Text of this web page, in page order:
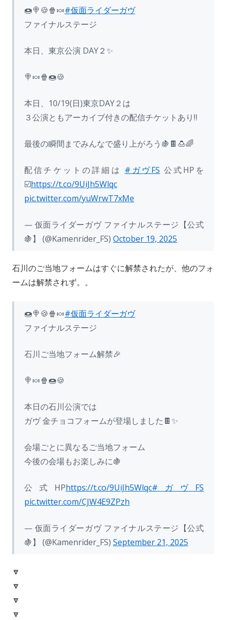
🍩🍭🍪🍿🍬#仮面ライダーガヴ
ファイナルステージ
本日、東京公演 DAY２✨
🍭🍬🍿🍩🍪
本日、10/19(日)東京DAY２は
３公演ともアーカイブ付きの配信チケットあり‼️
最後の瞬間までみんなで盛り上がろう🍇🍫🍮🌈
配信チケットの詳細は #ガヴFS 公式HPを
☑️https://t.co/9UiJh5Wlqc
pic.twitter.com/yuWrwT7xMe
— 仮面ライダーガヴ ファイナルステージ【公式
🍇】 (@Kamenrider_FS) October 19, 2025
石川のご当地フォームはすぐに解禁されたが、他のフォ
ームは解禁されず。。
🍩🍭🍪🍿🍬#仮面ライダーガヴ
ファイナルステージ
石川ご当地フォーム解禁🎉
🍭🍬🍿🍩🍪
本日の石川公演では
ガヴ 金チョコフォームが登場しました🍫✨
会場ごとに異なるご当地フォーム
今後の会場もお楽しみに🍇
公式HPhttps://t.co/9UiJh5Wlqc#ガヴFS
pic.twitter.com/CJW4E9ZPzh
— 仮面ライダーガヴ ファイナルステージ【公式
🍇】 (@Kamenrider_FS) September 21, 2025
🔽
🔽
🔽
🔽